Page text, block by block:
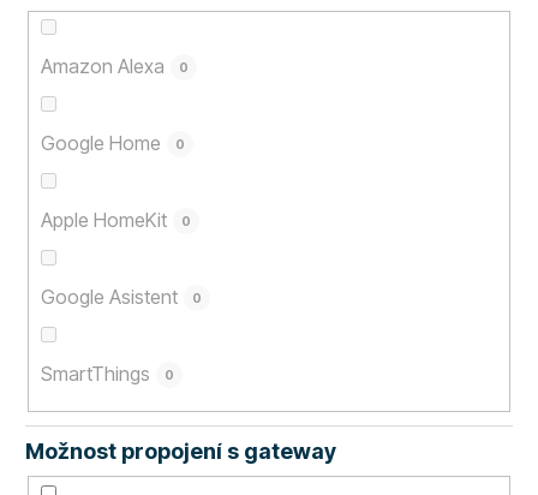
Amazon Alexa 0
Google Home 0
Apple HomeKit 0
Google Asistent 0
SmartThings 0
Možnost propojení s gateway